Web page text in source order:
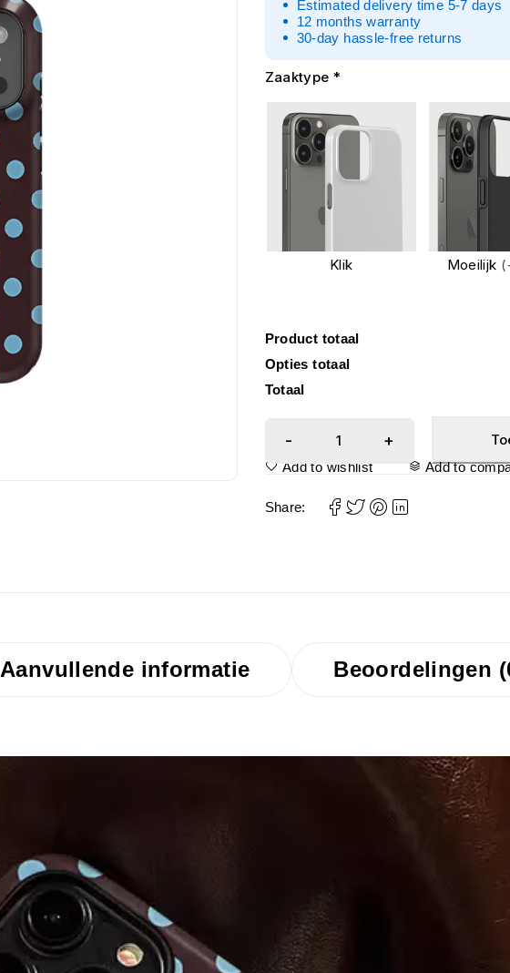
Estimated delivery time 5-7 days
12 months warranty
30-day hassle-free returns
Zaaktype *
Klik Moeilijk
Product totaal
Opties totaal
Totaal
Add to wishlist Add to
Share:
Aanvullende informatie Beoordelingen